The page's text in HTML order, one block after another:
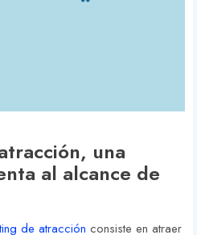
una
al alcance de
de atracción consiste en atraer